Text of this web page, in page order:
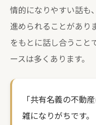
情的になりやすい話も
進められることがあり
をもとに話し合うこと
ースは多くあります。
「共有名義の不動
雑になりがちです